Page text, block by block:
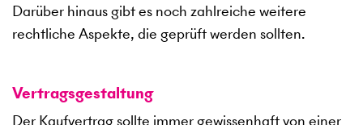
Darüber hinaus gibt es noch zahlreiche weitere
rechtliche Aspekte, die geprüft werden sollten.
Vertragsgestaltung
Der Kaufvertrag sollte immer gewissenhaft von einer